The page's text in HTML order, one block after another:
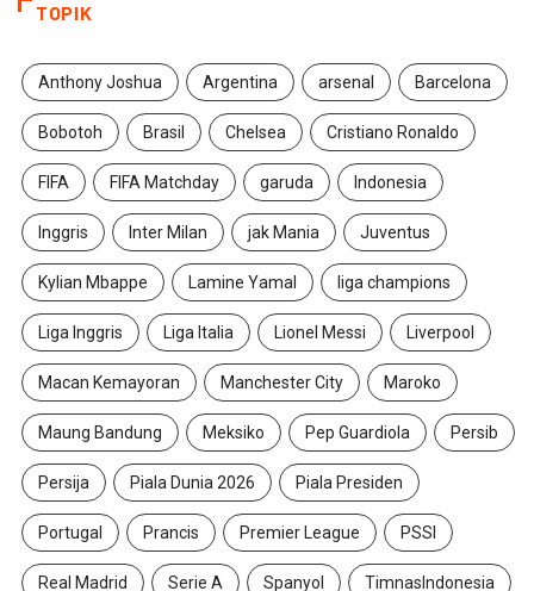
TOPIK
Anthony Joshua Argentina arsenal Barcelona
Bobotoh Brasil Chelsea Cristiano Ronaldo
FIFA FIFA Matchday garuda Indonesia
Inggris Inter Milan jak Mania Juventus
Kylian Mbappe Lamine Yamal liga champions
Liga Inggris Liga Italia Lionel Messi Liverpool
Macan Kemayoran Manchester City Maroko
Maung Bandung Meksiko Pep Guardiola Persib
Persija Piala Dunia 2026 Piala Presiden
Portugal Prancis Premier League PSSI
Real Madrid Serie A Spanyol TimnasIndonesia